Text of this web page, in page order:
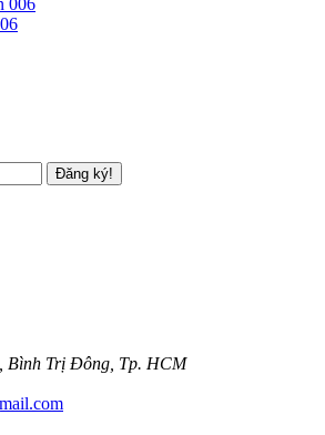
Đăng ký!
Bình Trị Đông, Tp. HCM